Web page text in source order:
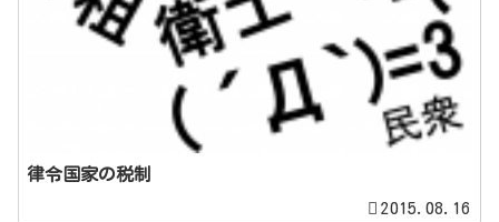
律令国家の税制
2015.08.16